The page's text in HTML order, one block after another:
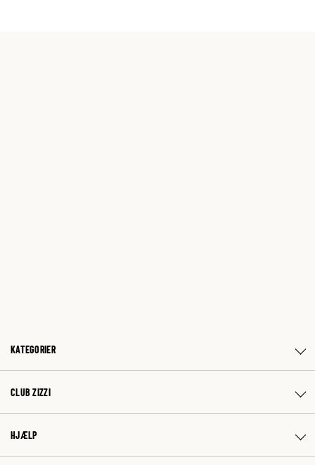
KATEGORIER
CLUB ZIZZI
HJÆLP